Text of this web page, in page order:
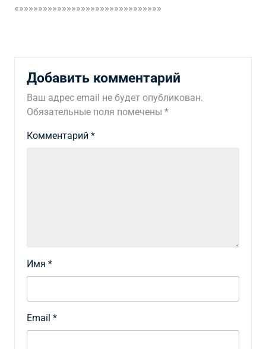
«»»»»»»»»»»»»»»»»»»»»»»»»»»»»»»
Добавить комментарий
Ваш адрес email не будет опубликован.
Обязательные поля помечены *
Комментарий *
Имя *
Email *